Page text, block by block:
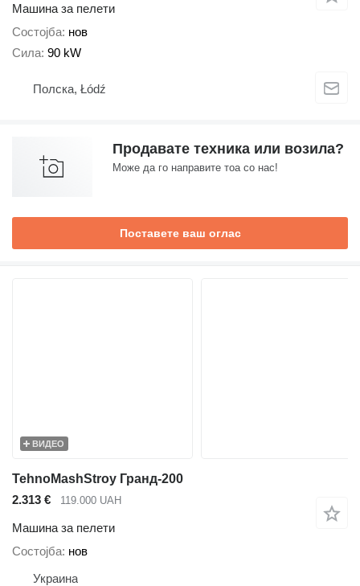
Машина за пелети
Состојба нов
Сила 90 kW
Полска, Łódź
Продавате техника или возила?
Може да го направите тоа со нас!
Поставете ваш оглас
ВИДЕО
TehnoMashStroy Гранд-200
2.313 €
119.000 UAH
Машина за пелети
Состојба нов
Украина